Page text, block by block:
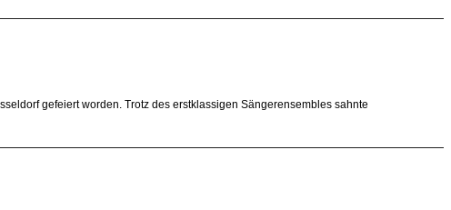
gefeiert worden. Trotz des erstklassigen Sängerensembles sahnte